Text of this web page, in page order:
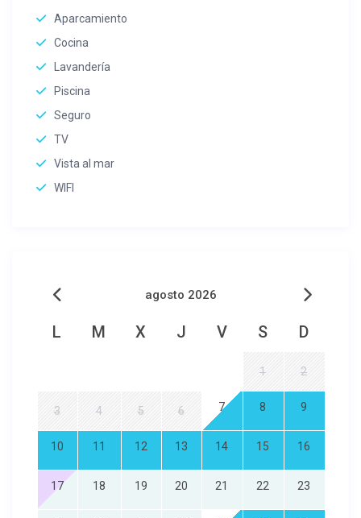
Aparcamiento
Cocina
Lavandería
Piscina
Seguro
TV
Vista al mar
WIFI
agosto 2026
L M X J V S D
1 2
3 4 5 6 7 8 9
10 11 12 13 14 15 16
17 18 19 20 21 22 23